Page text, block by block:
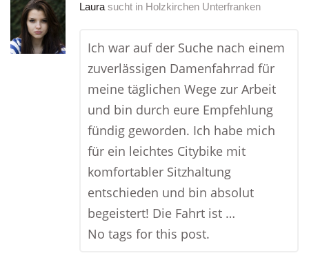
Laura sucht in Holzkirchen Unterfranken
Ich war auf der Suche nach einem
zuverlässigen Damenfahrrad für
meine täglichen Wege zur Arbeit
und bin durch eure Empfehlung
fündig geworden. Ich habe mich
für ein leichtes Citybike mit
komfortabler Sitzhaltung
entschieden und bin absolut
begeistert! Die Fahrt ist …
No tags for this post.